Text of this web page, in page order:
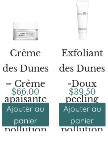
Crème
des Dunes
– Crème
apaisante
& anti-
pollution
$66.00
Ajouter au
panier
Exfoliant
des Dunes
-Doux
peeling
anti-
pollution
$39.50
Ajouter au
panier